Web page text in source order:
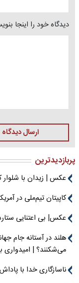
دیدگاه خود را اینجا
ارسال دیدگاه
پربازدیدترین
عکس | زیدان با
کاپیتان تیم‌ملی در
عکس| بی اعتنایی
می‌شکنند؟ | امیدواری
ناسازگاری خدا با